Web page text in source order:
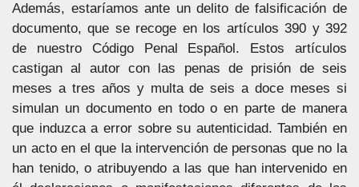
Además, estaríamos ante un delito de falsificación de
documento, que se recoge en los artículos 390 y 392
de nuestro Código Penal Español. Estos artículos
castigan al autor con las penas de prisión de seis
meses a tres años y multa de seis a doce meses si
simulan un documento en todo o en parte de manera
que induzca a error sobre su autenticidad. También en
un acto en el que la intervención de personas que no la
han tenido, o atribuyendo a las que han intervenido en